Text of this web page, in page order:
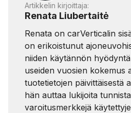
Artikkelin kirjoittaja:
Renata Liubertaitė
Renata on carVerticalin
on erikoistunut
niiden käytännön
useiden vuosien kokemus
tuotetietojen päivittäisestä
hän auttaa lukijoita
varoitusmerkkejä